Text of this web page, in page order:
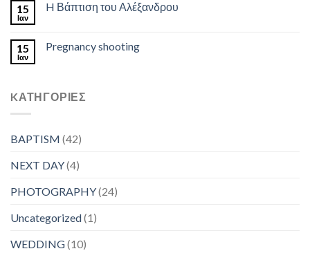
15
Ιαν
H Βάπτιση του Αλέξανδρου
15
Ιαν
Pregnancy shooting
KΑΤΗΓΟΡΊΕΣ
BAPTISM (42)
NEXT DAY(4)
PHOTOGRAPHY(24)
Uncategorized(1)
WEDDING(10)